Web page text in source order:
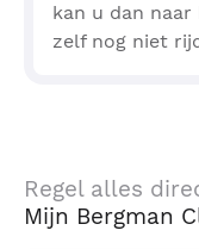
kan u dan
zelf nog niet
Regel alles
Mijn Bergman